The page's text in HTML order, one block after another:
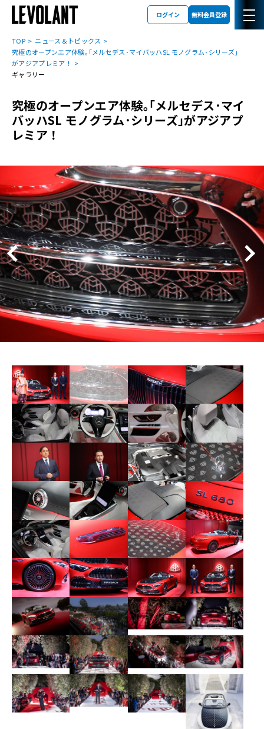
ログイン 無料会員登録
TOP
ニュース＆トピックス
究極のオープンエア体験｡｢メルセデス･マイバッハSL モノグラム･シリーズ｣
がアジアプレミア！
ギャラリー
究極のオープンエア体験｡｢メルセデス･マイ
バッハSL モノグラム･シリーズ｣がアジアプ
レミア！